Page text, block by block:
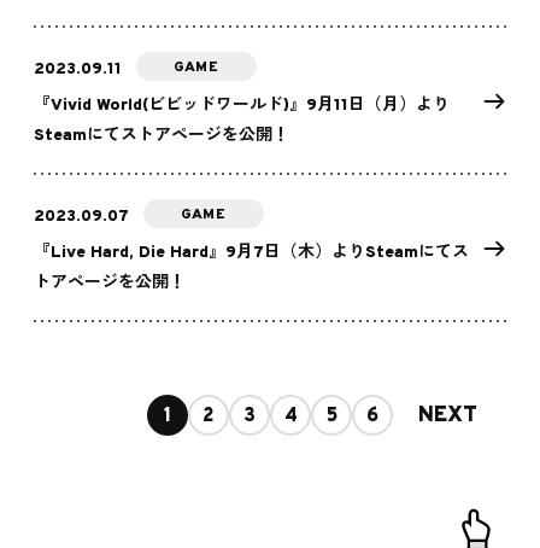
2023.09.11 GAME
『Vivid World(ビビッドワールド)』9月11日（月）より
Steamにてストアページを公開！
2023.09.07 GAME
『Live Hard, Die Hard』9月7日（木）よりSteamにてス
トアページを公開！
1 2 3 4 5 6 NEXT